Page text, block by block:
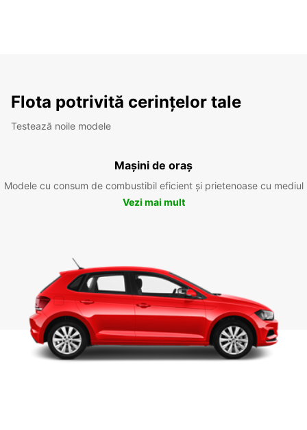
Flota potrivită cerințelor tale
Testează noile modele
Mașini de oraș
Modele cu consum de combustibil eficient și prietenoase cu mediul
Vezi mai mult